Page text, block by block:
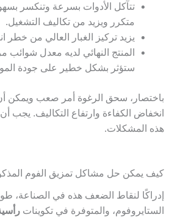
تتآكل الأدوات بسرعة وتنكسر
متكرر ويزيد من تكاليف التشغيل.
يزيد تركيز الغبار العالي من خطر
المنتج النهائي لديه معدل
ستؤثر بشكل خطير على جودة
باختصار، سحق الرغوة أمر صعب ويمكن
انخفاض الكفاءة وارتفاع التكاليف. يجب
هذه المشكلات.
كيف يمكن حل مشاكل تمزيق الفوم
الستايروفوم، والمتوفرة في تكوينات